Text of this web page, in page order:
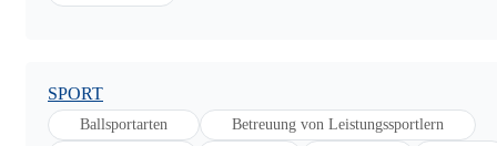
SPORT
Ballsportarten
Betreuung von Leistungssportlern